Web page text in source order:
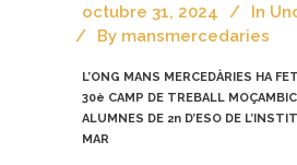
octubre 31, 2024 In
By mansmercedaries
L’ONG MANS MERCEDÀRIES HA
30è CAMP DE TREBALL
ALUMNES DE 2n D’ESO DE
MAR